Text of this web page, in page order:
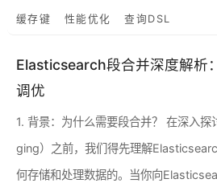
缓存键 性能优化 查询DSL
Elasticsearch段合并深度解析
调优
1. 背景：为什么需要段合并？ 在深入探讨段合并（Segment Mer
ging）之前，我们得先理解
何存储和处理数据的。当你向